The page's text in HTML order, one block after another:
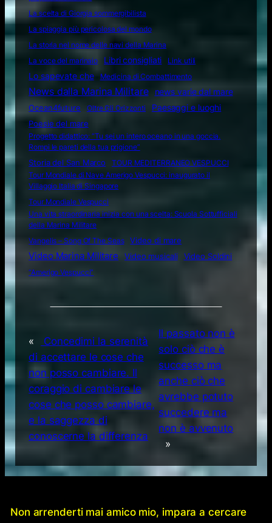
La scelta di Giorgia sommergibilista
La spiaggia più pericolosa del mondo
La storia nel nome delle navi della Marina
La voce del marinaio
Libri consigliati Link utili
Lo sapevate che Medicina di Combattimento
News dalla Marina Militare
news varie dal mare
Ocean4future
Oltre Gli Orizzonti
Paesaggi e luoghi
Poesie del mare
Progetto didattico: “Tu sei un intero oceano in una goccia.
Rompi le pareti della tua prigione”
Storia del San Marco
TOUR MEDITERRANEO VESPUCCI
Tour Mondiale di Nave Amerigo Vespucci: inaugurato il
Villaggio Italia di Singapore
Tour Mondiale Vespucci
Una vita straordinaria inizia con una scelta: Scuola Sottufficiali
della Marina Militare
Vangelis – Song Of The Seas
Video di mare
Video Marina Militare Video musicali
Video Soldini
“Amerigo Vespucci”
«
Concedimi la serenità
di accettare le cose che
non posso cambiare. Il
coraggio di cambiare le
cose che posso cambiare,
e la saggezza di
conoscerne la differenza
Il passato non è
solo ciò che è
successo ma
anche ciò che
avrebbe potuto
succedere ma
non è avvenuto
»
Non arrenderti mai amico mio, impara a cercare